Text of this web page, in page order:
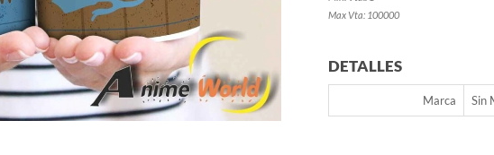
Max Vta: 100000
DETALLES
Marca Sin